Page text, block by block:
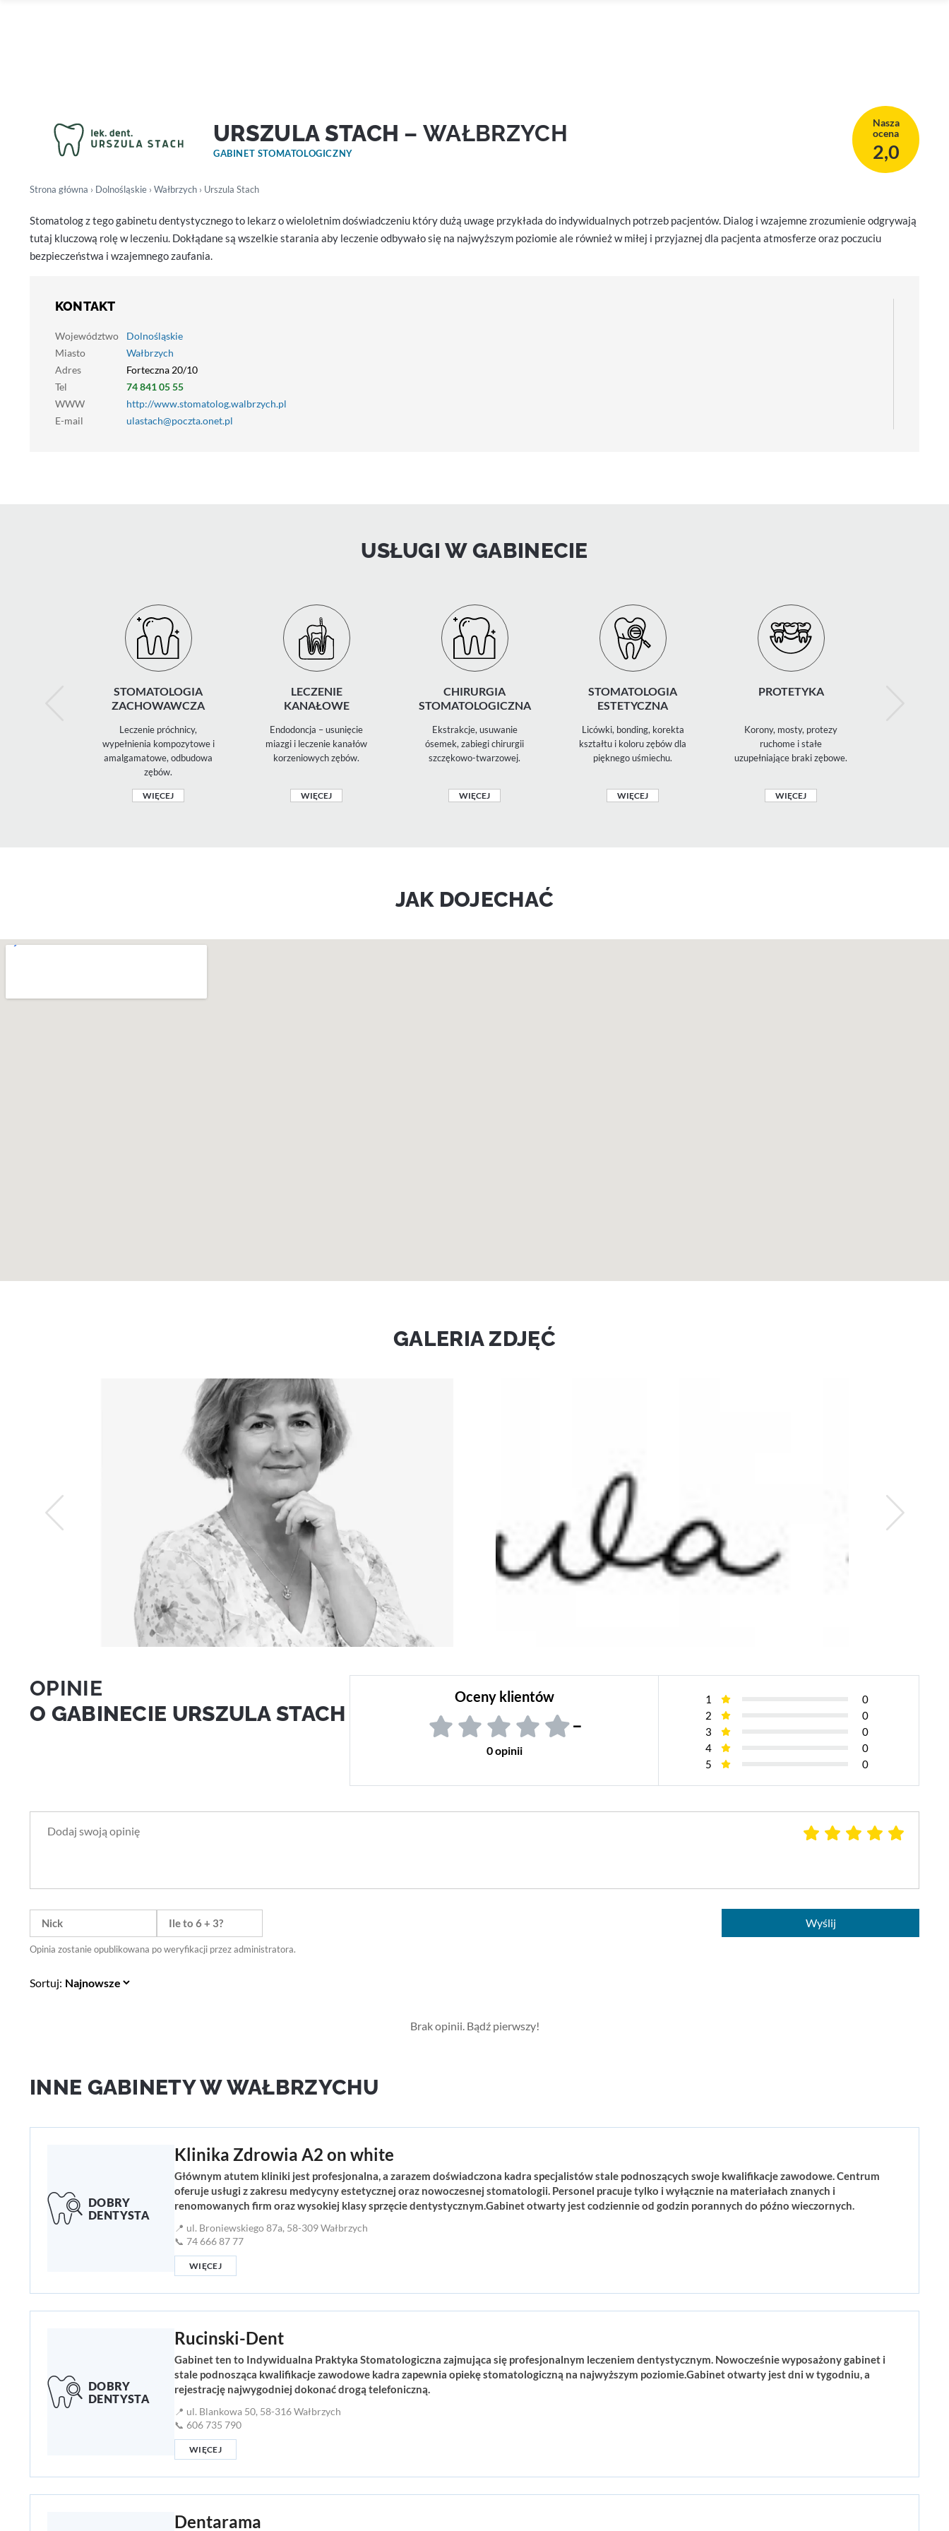
URSZULA STACH – WAŁBRZYCH
GABINET STOMATOLOGICZNY
Nasza
ocena
2,0
Strona główna › Dolnośląskie › Wałbrzych › Urszula Stach
Stomatolog z tego gabinetu dentystycznego to lekarz o wieloletnim doświadczeniu który dużą uwage przykłada do indywidualnych potrzeb pacjentów. Dialog i wzajemne zrozumienie odgrywają
tutaj kluczową rolę w leczeniu. Dokłądane są wszelkie starania aby leczenie odbywało się na najwyższym poziomie ale również w miłej i przyjaznej dla pacjenta atmosferze oraz poczuciu
bezpieczeństwa i wzajemnego zaufania.
KONTAKT
Województwo
Dolnośląskie
Miasto
Wałbrzych
Adres
Forteczna 20/10
Tel
74 841 05 55
WWW
http://www.stomatolog.walbrzych.pl
E-mail
ulastach@poczta.onet.pl
USŁUGI W GABINECIE
STOMATOLOGIA
ZACHOWAWCZA
Leczenie próchnicy,
wypełnienia kompozytowe i
amalgamatowe, odbudowa
zębów.
WIĘCEJ
LECZENIE
KANAŁOWE
Endodoncja – usunięcie
miazgi i leczenie kanałów
korzeniowych zębów.
WIĘCEJ
CHIRURGIA
STOMATOLOGICZNA
Ekstrakcje, usuwanie
ósemek, zabiegi chirurgii
szczękowo-twarzowej.
WIĘCEJ
STOMATOLOGIA
ESTETYCZNA
Licówki, bonding, korekta
kształtu i koloru zębów dla
pięknego uśmiechu.
WIĘCEJ
PROTETYKA
Korony, mosty, protezy
ruchome i stałe
uzupełniające braki zębowe.
WIĘCEJ
JAK DOJECHAĆ
GALERIA ZDJĘĆ
OPINIE
O GABINECIE URSZULA STACH
Oceny klientów
–
0 opinii
1
0
2
0
3
0
4
0
5
0
Wyślij
Opinia zostanie opublikowana po weryfikacji przez administratora.
Sortuj:
Brak opinii. Bądź pierwszy!
INNE GABINETY W WAŁBRZYCHU
Klinika Zdrowia A2 on white
Głównym atutem kliniki jest profesjonalna, a zarazem doświadczona kadra specjalistów stale podnoszących swoje kwalifikacje zawodowe. Centrum
oferuje usługi z zakresu medycyny estetycznej oraz nowoczesnej stomatologii. Personel pracuje tylko i wyłącznie na materiałach znanych i
renomowanych firm oraz wysokiej klasy sprzęcie dentystycznym.Gabinet otwarty jest codziennie od godzin porannych do późno wieczornych.
📍 ul. Broniewskiego 87a, 58-309 Wałbrzych
📞 74 666 87 77
WIĘCEJ
Rucinski-Dent
Gabinet ten to Indywidualna Praktyka Stomatologiczna zajmująca się profesjonalnym leczeniem dentystycznym. Nowocześnie wyposażony gabinet i
stale podnosząca kwalifikacje zawodowe kadra zapewnia opiekę stomatologiczną na najwyższym poziomie.Gabinet otwarty jest dni w tygodniu, a
rejestrację najwygodniej dokonać drogą telefoniczną.
📍 ul. Blankowa 50, 58-316 Wałbrzych
📞 606 735 790
WIĘCEJ
Dentarama